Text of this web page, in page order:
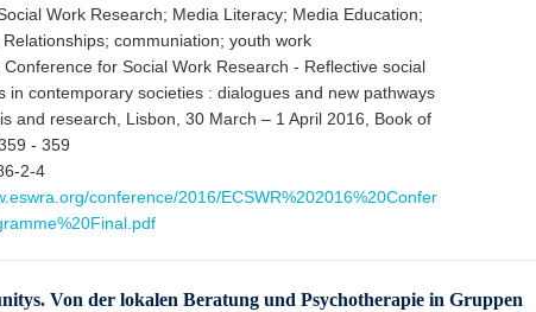
Work Research; Media Literacy; Media Education;
communiation; youth work
for Social Work Research - Reflective social
in contemporary societies : dialogues and new pathways
and research, Lisbon, 30 March – 1 April 2016, Book of
- 359
2-4
conference/2016/ECSWR%202016%20Confer
Von der lokalen Beratung und Psychotherapie in Gruppen